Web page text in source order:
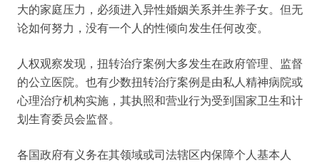
大的家庭压力，必须进入异性婚姻关系并生养子女。但无
论如何努力，没有一个人的性倾向发生任何改变。
人权观察发现，扭转治疗案例大多发生在政府管理、监督
的公立医院。也有少数扭转治疗案例是由私人精神病院或
心理治疗机构实施，其执照和营业行为受到国家卫生和计
划生育委员会监督。
各国政府有义务在其领域或司法辖区内保障个人基本人